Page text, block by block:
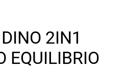
2IN1
EQUILIBRIO